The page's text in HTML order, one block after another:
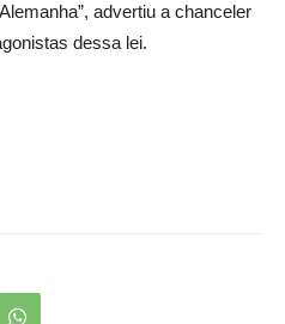
advertiu a chanceler
dessa lei.